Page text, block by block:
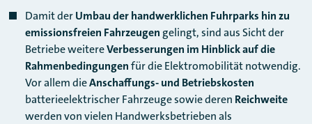
Damit derUmbau der handwerklichen Fuhrparks hin zu
emissionsfreien Fahrzeugen gelingt, sind aus Sicht der
Betriebe weitereVerbesserungen im Hinblick auf die
Rahmenbedingungenfür die Elektromobilität notwendig.
Vor allem dieAnschaffungs- und Betriebskosten
batterieelektrischer Fahrzeuge sowie deren Reichweite
werden von vielen Handwerksbetrieben als